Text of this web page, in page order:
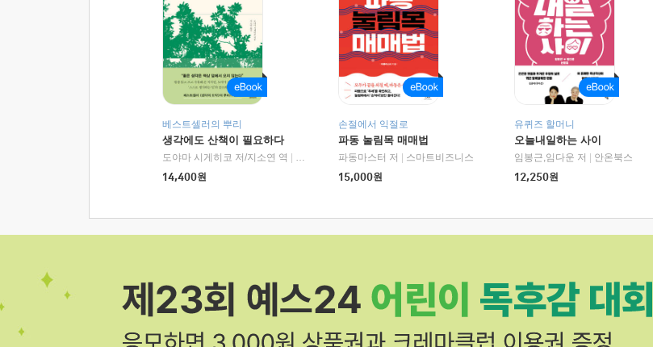
베스트셀러의 뿌리
생각에도 산책이 필요하다
도야마 시게히코 저/지소연 역
알에이치코리아(RHK)
14,400원
손절에서 익절로
파동 눌림목 매매법
파동마스터 저
스마트비즈니스
15,000원
유퀴즈 할머니
오늘내일하는 사이
임봉근,임다운 저
안온북스
12,250원